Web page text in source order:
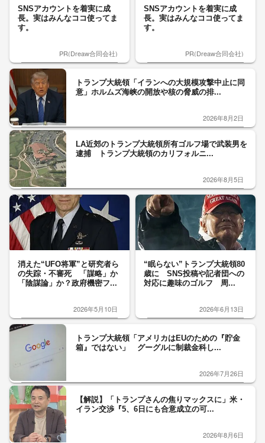
SNSアカウントを着実に成
長。実はみんなココ使ってま
す。
PR(Dreaw合同会社)
SNSアカウントを着実に成
長。実はみんなココ使ってま
す。
PR(Dreaw合同会社)
トランプ大統領「イランへの大規模攻撃中止に同
意」ホルムズ海峡の開放や核の脅威の排...
2026年8月2日
LA近郊のトランプ大統領所有ゴルフ場で武装男を
逮捕 トランプ大統領のカリフォルニ...
2026年8月5日
消えた“UFO将軍”と研究者ら
の失踪・不審死 「謀略」か
「陰謀論」か？政府機密フ...
2026年5月10日
“眠らない”トランプ大統領80
歳に SNS投稿や記者団への
対応に趣味のゴルフ 周...
2026年6月13日
トランプ大統領「アメリカはEUのための『貯金
箱』ではない」 グーグルに制裁金科し...
2026年7月26日
【解説】「トランプさんの焦りマックスに」米・
イラン交渉『5、6日にも合意成立の可...
2026年8月6日